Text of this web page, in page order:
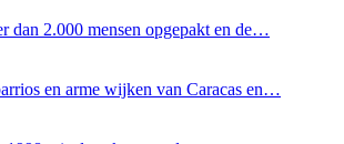
dan 2.000 mensen opgepakt en de…
en arme wijken van Caracas en…